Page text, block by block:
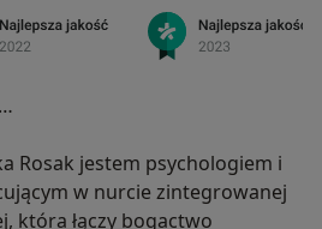
Rosak jestem psychologiem i
w nurcie zintegrowanej
która łączy bogactwo